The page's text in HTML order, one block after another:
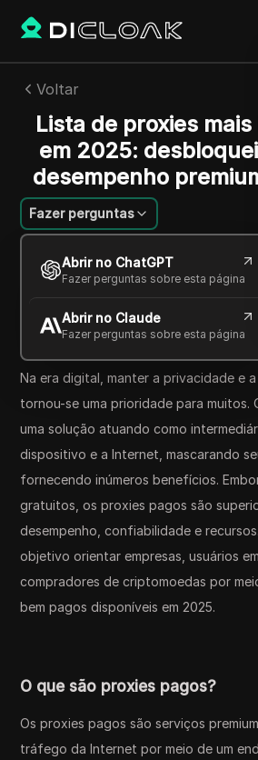
Voltar
Lista de proxies mais
em 2025:
desempenho
Fazer perguntas
Abrir no ChatGPT
Fazer perguntas sobre esta página
Abrir no Claude
Fazer perguntas sobre esta página
Li Minghui
19 mai 2024 10 min de leitura
Copy Link
Na era digital, manter a privacidade e
tornou-se uma prioridade para muitos.
uma solução atuando como
dispositivo e a Internet, mascarando
fornecendo inúmeros benefícios.
gratuitos, os proxies pagos são
desempenho, confiabilidade e
objetivo orientar empresas, usuários
compradores de criptomoedas por
bem pagos disponíveis em 2025.
O que são proxies pagos?
Os proxies pagos são serviços
tráfego da Internet por meio de um